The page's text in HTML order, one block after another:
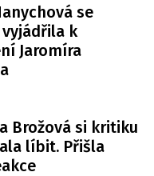
se
k
Jaromíra
Brožová si kritiku
líbit. Přišla